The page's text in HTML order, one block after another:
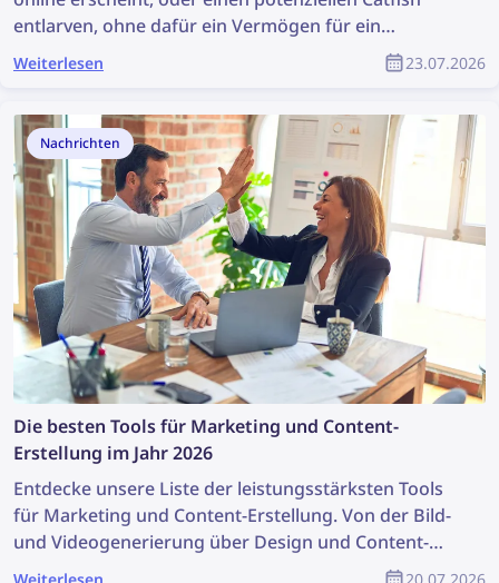
entlarven, ohne dafür ein Vermögen für ein
Gesichtssuchtool auszugeben. Werfen wir einen
Blick auf einige günstigere Alternativen, die dennoch
Weiterlesen 23.07.2026
Nachrichten
Die besten Tools für Marketing und Content-
Erstellung im Jahr 2026
Entdecke unsere Liste der leistungsstärksten Tools
für Marketing und Content-Erstellung. Von der Bild-
und Videogenerierung über Design und Content-
Recherche bis hin zum Urheberrechtsschutz – diese